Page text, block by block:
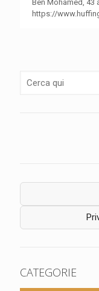
Ben Mohamed,
https://
CATEGORIE